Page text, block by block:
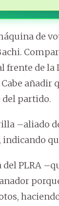
de
frente de
añadir
del partido.
–aliado
PLRA